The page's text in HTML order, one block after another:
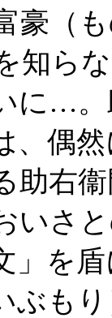
豪（
知ら
に…
、偶
助右
いさ
を
ぶも